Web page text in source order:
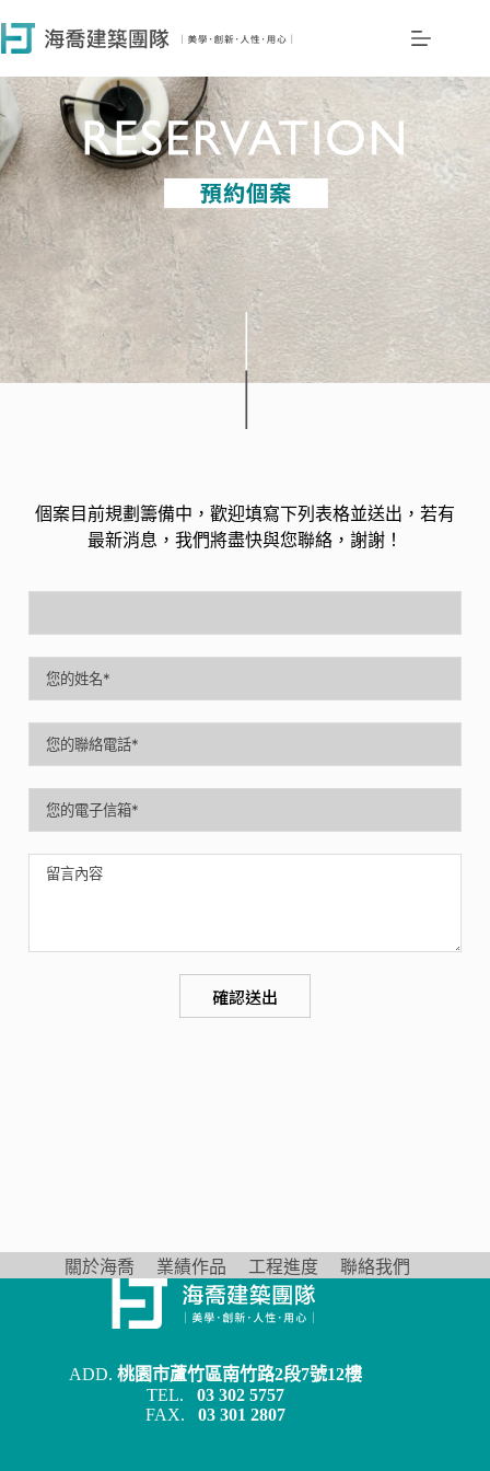
個案目前規劃籌備中，歡迎填寫下列表格並送出，若有
最新消息，我們將盡快與您聯絡，謝謝！
確認送出
關於海喬 業績作品 工程進度 聯絡我們
ADD.桃園市蘆竹區南竹路2段7號12樓
TEL.03 302 5757
FAX.03 301 2807